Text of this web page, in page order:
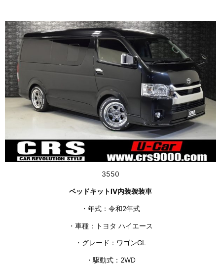
3550
ベッドキットⅣ内装袈装車
・年式：令和2年式
・車種：トヨタ ハイエース
・グレード：ワゴンGL
・駆動式：2WD